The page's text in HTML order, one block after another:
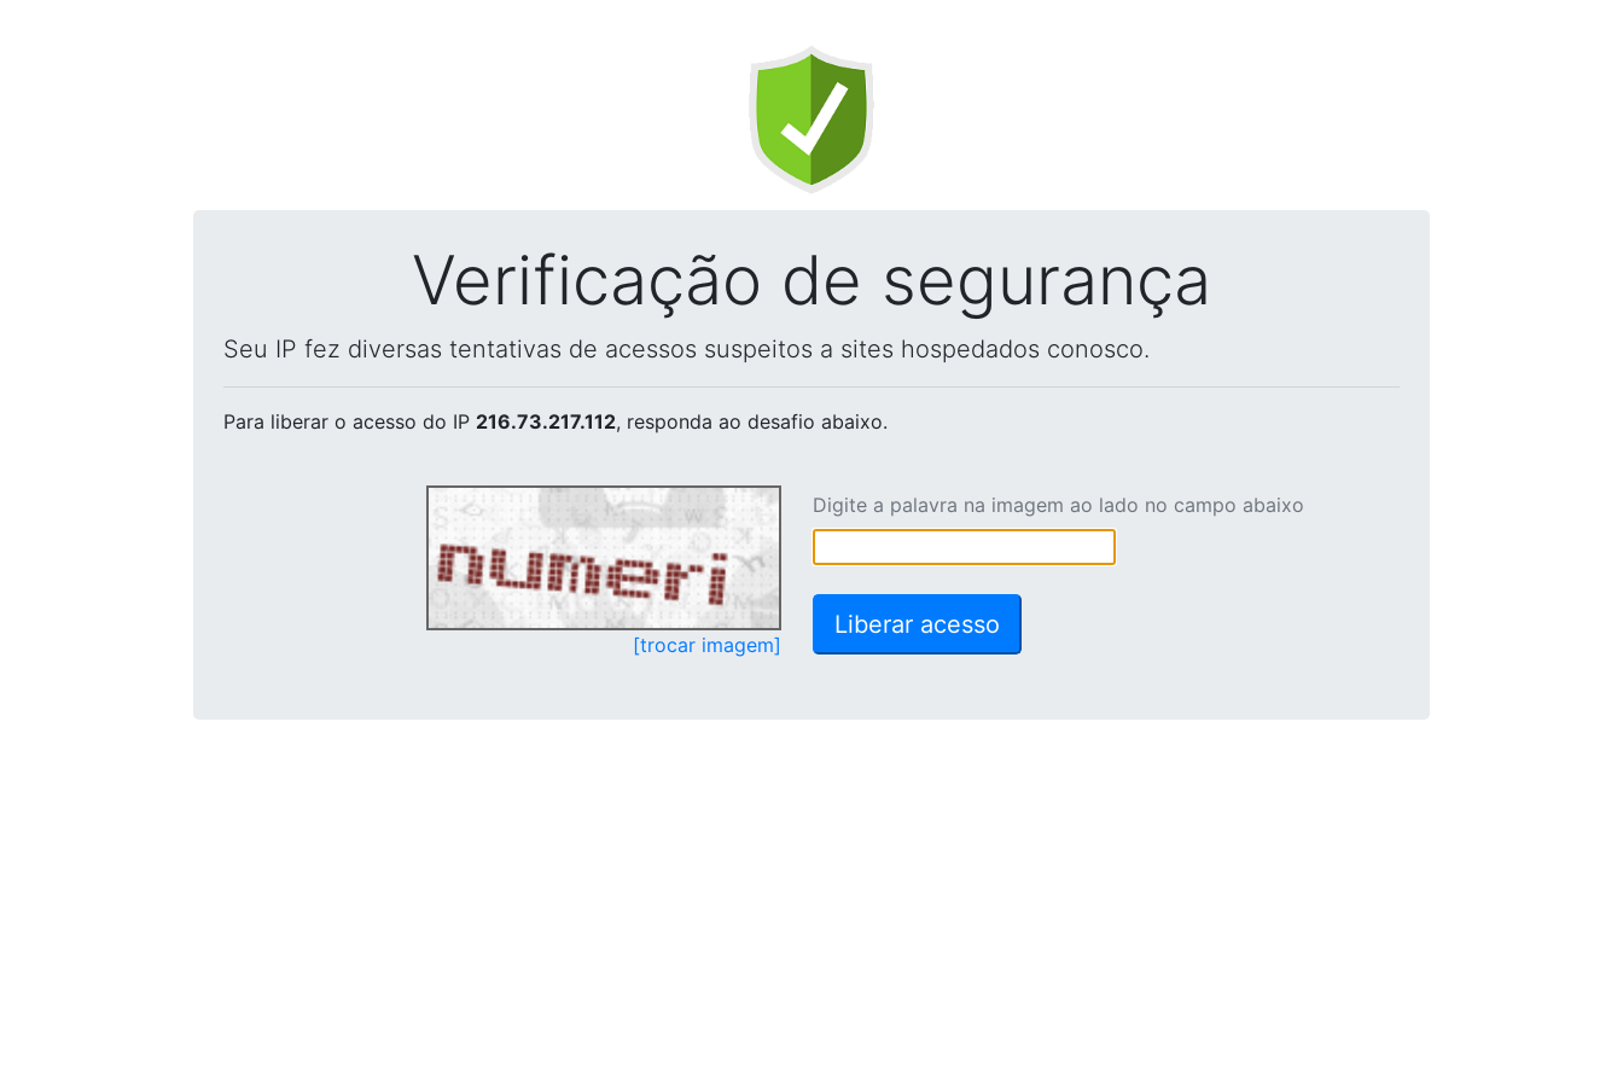
Verificação de segurança
Seu IP fez diversas tentativas de acessos suspeitos a sites hospedados conosco.
Para liberar o acesso do IP 216.73.217.112, responda ao desafio abaixo.
[trocar imagem]
Digite a palavra na imagem ao lado no campo abaixo